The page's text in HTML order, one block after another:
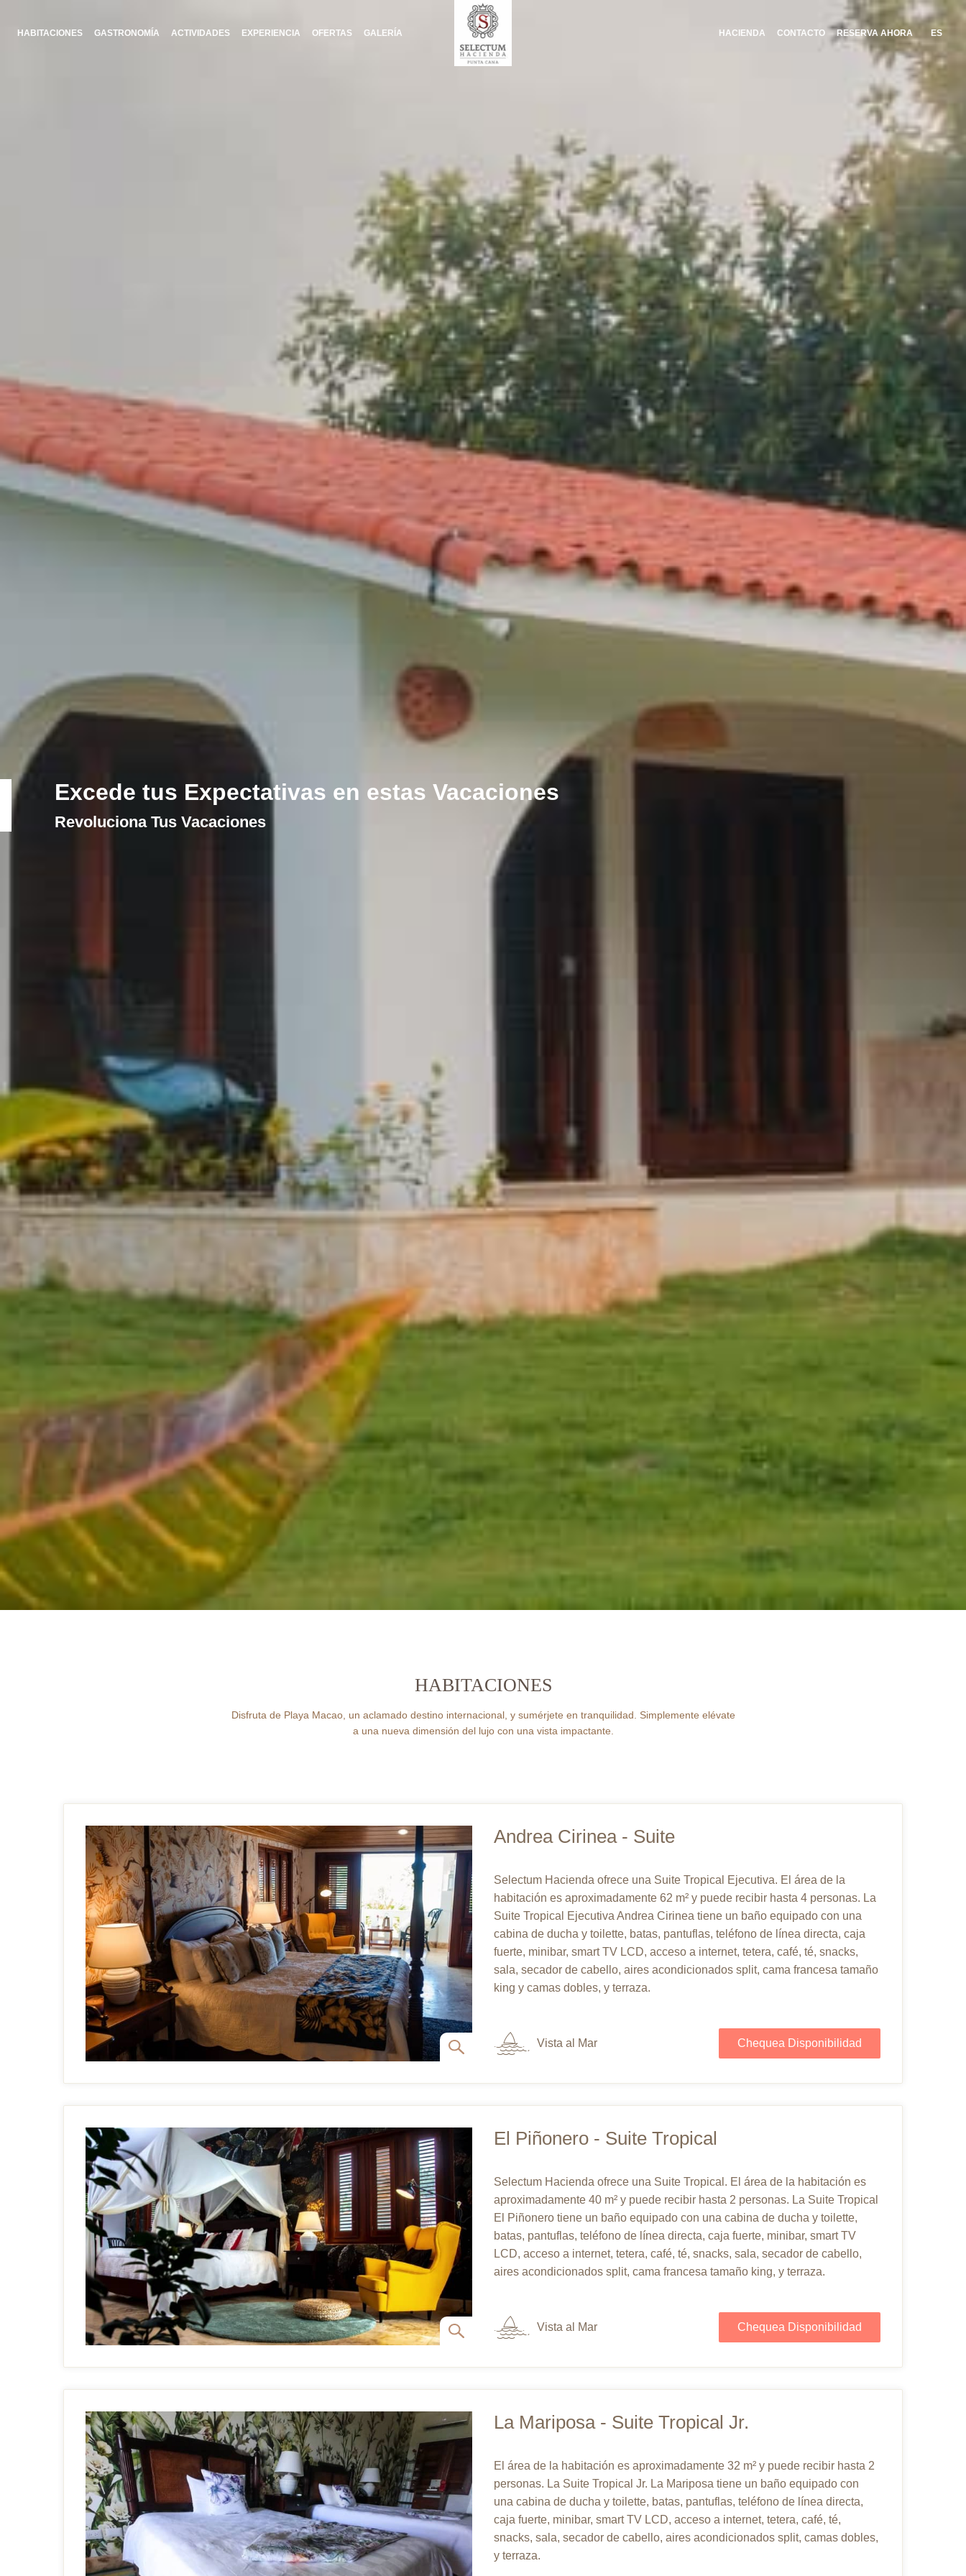
HABITACIONES GASTRONOMÍA ACTIVIDADES EXPERIENCIA OFERTAS GALERÍA HACIENDA CONTACTO RESERVA AHORA ES
Excede tus Expectativas en estas Vacaciones
Revoluciona Tus Vacaciones
HABITACIONES
Disfruta de Playa Macao, un aclamado destino internacional, y sumérjete en tranquilidad. Simplemente elévate
a una nueva dimensión del lujo con una vista impactante.
Andrea Cirinea - Suite
Selectum Hacienda ofrece una Suite Tropical Ejecutiva. El área de la
habitación es aproximadamente 62 m² y puede recibir hasta 4 personas. La
Suite Tropical Ejecutiva Andrea Cirinea tiene un baño equipado con una
cabina de ducha y toilette, batas, pantuflas, teléfono de línea directa, caja
fuerte, minibar, smart TV LCD, acceso a internet, tetera, café, té, snacks,
sala, secador de cabello, aires acondicionados split, cama francesa tamaño
king y camas dobles, y terraza.
Vista al Mar Chequea Disponibilidad
El Piñonero - Suite Tropical
Selectum Hacienda ofrece una Suite Tropical. El área de la habitación es
aproximadamente 40 m² y puede recibir hasta 2 personas. La Suite Tropical
El Piñonero tiene un baño equipado con una cabina de ducha y toilette,
batas, pantuflas, teléfono de línea directa, caja fuerte, minibar, smart TV
LCD, acceso a internet, tetera, café, té, snacks, sala, secador de cabello,
aires acondicionados split, cama francesa tamaño king, y terraza.
Vista al Mar Chequea Disponibilidad
La Mariposa - Suite Tropical Jr.
El área de la habitación es aproximadamente 32 m² y puede recibir hasta 2
personas. La Suite Tropical Jr. La Mariposa tiene un baño equipado con
una cabina de ducha y toilette, batas, pantuflas, teléfono de línea directa,
caja fuerte, minibar, smart TV LCD, acceso a internet, tetera, café, té,
snacks, sala, secador de cabello, aires acondicionados split, camas dobles,
y terraza.